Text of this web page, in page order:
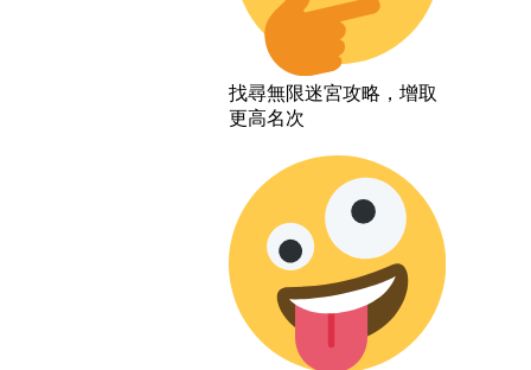
找尋無限迷宮攻略，增取
更高名次